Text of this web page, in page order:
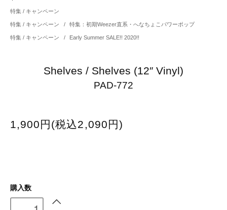
特集 / キャンペーン
特集 / キャンペーン / 特集：初期Weezer直系・へなちょこパワーポップ
特集 / キャンペーン / Early Summer SALE!! 2020!!
Shelves / Shelves (12″ Vinyl)
PAD-772
1,900円(税込2,090円)
購入数